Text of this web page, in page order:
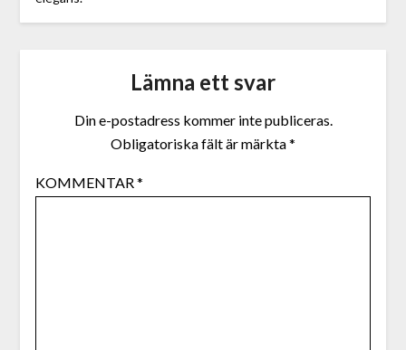
Lämna ett svar
Din e-postadress kommer inte publiceras.
Obligatoriska fält är märkta*
KOMMENTAR *